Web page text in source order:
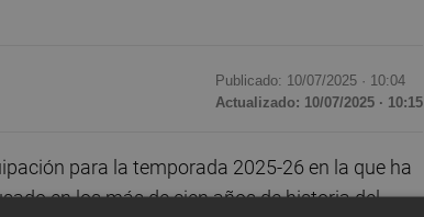
Publicado: 10/07/2025 · 10:04
Actualizado: 10/07/2025 · 10:15
para la temporada 2025-26 en la que ha
en los más de cien años de historia del